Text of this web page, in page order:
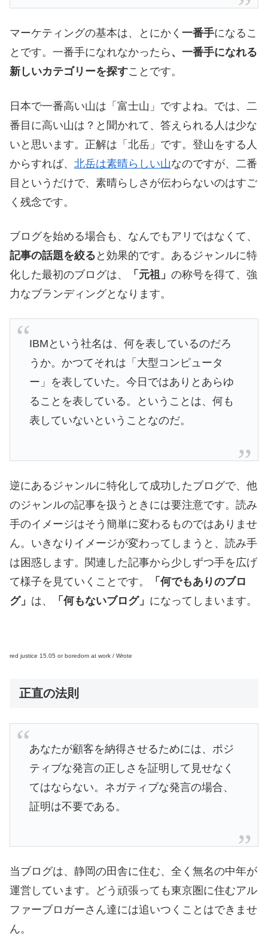
マーケティングの基本は、とにかく 一番手になるこ
とです。一番手になれなかったら 、一番手になれる
新しいカテゴリーを探すことです。
日本で一番高い山は「富士山」ですよね。では、二
番目に高い山は？と聞かれて、答えられる人は少な
いと思います。正解は「北岳」です。登山をする人
からすれば、 北岳は素晴らしい山なのですが、二番
目というだけで、素晴らしさが伝わらないのはすご
く残念です。
ブログを始める場合も、なんでもアリではなくて、
記事の話題を絞る と効果的です。あるジャンルに特
化した最初のブログは、
「元祖」 の称号を得て、強
力なブランディングとなります。
IBMという社名は、何を表しているのだろ
うか。かつてそれは「大型コンピュータ
ー」を表していた。今日ではありとあらゆ
ることを表している。ということは、何も
表していないということなのだ。
逆にあるジャンルに特化して成功したブログで、他
のジャンルの記事を扱うときには要注意です。読み
手のイメージはそう簡単に変わるものではありませ
ん。いきなりイメージが変わってしまうと、読み手
は困惑します。関連した記事から少しずつ手を広げ
て様子を見ていくことです。
「何でもありのブロ
グ」 は、 「何もないブログ」 になってしまいます。
red justice 15.05 or boredom at work / Wrote
正直の法則
あなたが顧客を納得させるためには、ポジ
ティブな発言の正しさを証明して見せなく
てはならない。ネガティブな発言の場合、
証明は不要である。
当ブログは、静岡の田舎に住む、全く無名の中年が
運営しています。どう頑張っても東京圏に住むアル
ファーブロガーさん達には追いつくことはできませ
ん。